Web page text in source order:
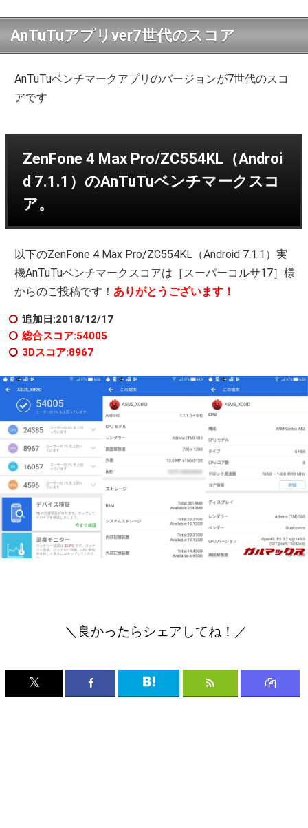
AnTuTuアプリver7世代のスコア
AnTuTuベンチマークアプリのバージョンが7世代のスコ
アです
ZenFone 4 Max Pro/ZC554KL（Androi
d 7.1.1）のAnTuTuベンチマークスコ
ア。
以下のZenFone 4 Max Pro/ZC554KL（Android 7.1.1）実
機AnTuTuベンチマークスコアは［スーパーコルサ17］様
からのご投稿です！ ありがとうございます！
追加日:2018/12/17
総合スコア:54005
3Dスコア:8967
＼良かったらシェアしてね！／